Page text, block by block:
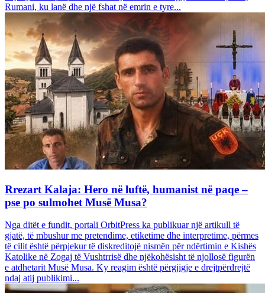
Rumani, ku lanë dhe një fshat në emrin e tyre...
Rrezart Kalaja: Hero në luftë, humanist në paqe –
pse po sulmohet Musë Musa?
Nga ditët e fundit, portali OrbitPress ka publikuar një artikull të
gjatë, të mbushur me pretendime, etiketime dhe interpretime, përmes
të cilit është përpjekur të diskreditojë nismën për ndërtimin e Kishës
Katolike në Zogaj të Vushtrrisë dhe njëkohësisht të njollosë figurën
e atdhetarit Musë Musa. Ky reagim është përgjigje e drejtpërdrejtë
ndaj atij publikimi...